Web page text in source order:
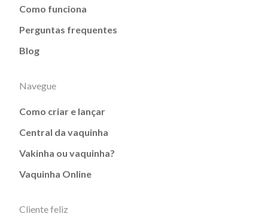
Como funciona
Perguntas frequentes
Blog
Navegue
Como criar e lançar
Central da vaquinha
Vakinha ou vaquinha?
Vaquinha Online
Cliente feliz